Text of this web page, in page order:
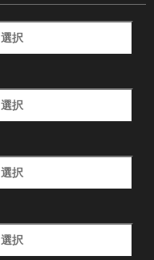
選択
選択
選択
選択